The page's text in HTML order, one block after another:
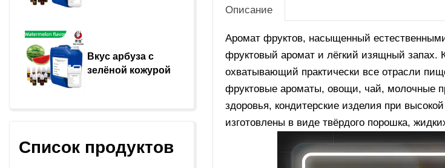
Вкус арбуза с
зелёной кожурой
Список продуктов
Описание
Аромат фруктов, насыщенный
фруктовый аромат и лёгкий изящный запах.
охватывающий практически все отрасли
фруктовые ароматы, овощи, чай, молочные
здоровья, кондитерские изделия при
изготовлены в виде твёрдого порошка,